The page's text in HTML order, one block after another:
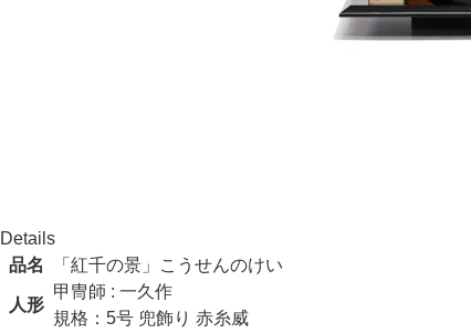
Details
品名
「紅千の景」こうせんのけい
人形
甲冑師 : 一久作
規格：5号 兜飾り 赤糸威